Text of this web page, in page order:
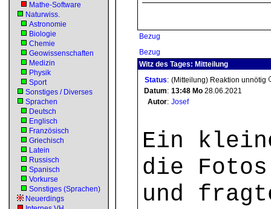
Mathe-Software
Naturwiss.
Astronomie
Biologie
Chemie
Geowissenschaften
Medizin
Physik
Sport
Sonstiges / Diverses
Sprachen
Deutsch
Englisch
Französisch
Griechisch
Latein
Russisch
Spanisch
Vorkurse
Sonstiges (Sprachen)
Neuerdings
Bezug
Bezug
Witz des Tages: Mitteilung
Status: (Mitteilung) Reaktion unnötig
Datum: 13:48 Mo 28.06.2021
Autor: Josef
Ein
die
und